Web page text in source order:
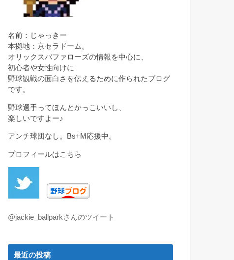
名前：じゃっきー
本拠地：京セラドーム。
オリックスバファローズの情報を中心に、
初心者や女性向けに
野球観戦の面白さを伝えるために作られたブログ
です。
野球選手ってほんとかっこいいし、
楽しいですよー♪
アンチ球団なし。Bs+M応援中。
プロフィールはこちら
@jackie_ballparkさんのツイート
最近の投稿